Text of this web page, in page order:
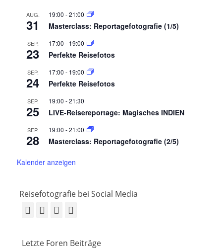
AUG.
31
19:00 -21:00
Masterclass: Reportagefotografie (1/5)
SEP.
23
17:00 - 19:00
Perfekte Reisefotos
SEP.
24
17:00 - 19:00
Perfekte Reisefotos
SEP.
25
19:00 -21:30
LIVE-Reisereportage: Magisches INDIEN
SEP.
28
19:00 -21:00
Masterclass: Reportagefotografie (2/5)
Kalender anzeigen
Reisefotografie bei Social Media
Facebook
VimeoYouTube
Letzte Foren Beiträge